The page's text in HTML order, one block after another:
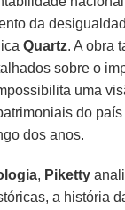
da
Quartz. A obra
sobre o
uma
do país
dos anos.
, Piketty
a história